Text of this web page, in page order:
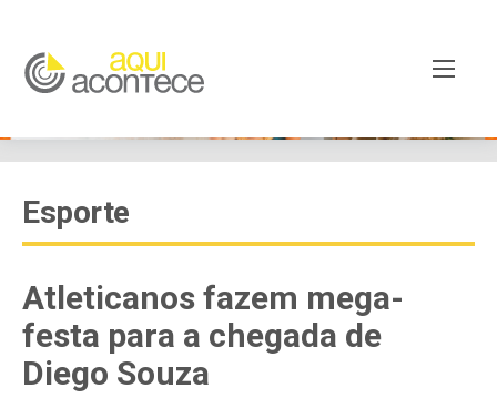
Esporte
Atleticanos fazem mega-
festa para a chegada de
Diego Souza